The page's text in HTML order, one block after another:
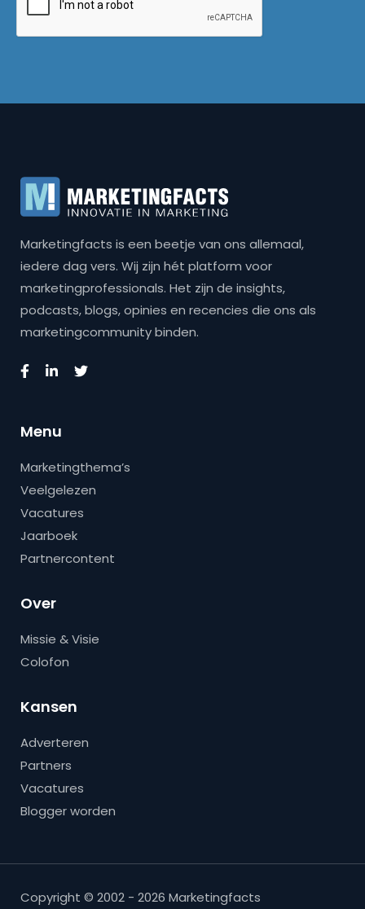
Marketingfacts is een beetje van ons allemaal,
iedere dag vers. Wij zijn hét platform voor
marketingprofessionals. Het zijn de insights,
podcasts, blogs, opinies en recencies die ons als
marketingcommunity binden.
Menu
Marketingthema’s
Veelgelezen
Vacatures
Jaarboek
Partnercontent
Over
Missie & Visie
Colofon
Kansen
Adverteren
Partners
Vacatures
Blogger worden
Copyright © 2002 - 2026 Marketingfacts